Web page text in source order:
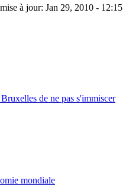
à jour: Jan 29, 2010 - 12:15
de ne pas s'immiscer
mondiale